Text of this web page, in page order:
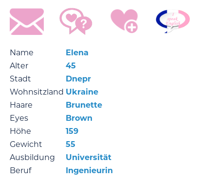
Name
Elena
Alter
45
Stadt
Dnepr
Wohnsitzland Ukraine
Haare
Brunette
Eyes
Brown
Höhe
159
Gewicht
55
Ausbildung
Universität
Beruf
Ingenieurin